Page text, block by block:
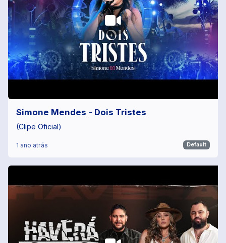
Simone Mendes - Dois Tristes
(Clipe Oficial)
1 ano atrás Default